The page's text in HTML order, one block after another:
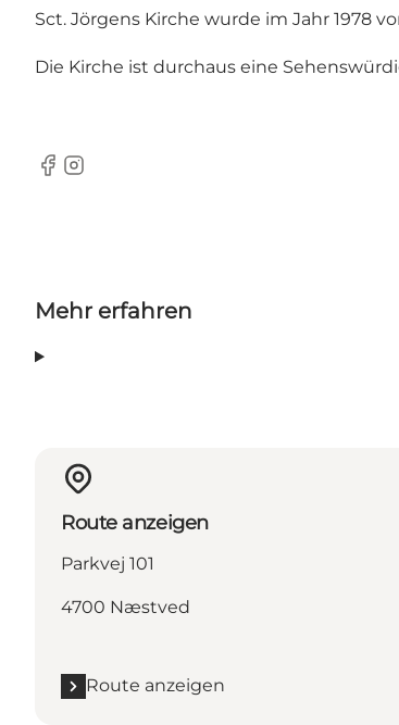
Sct. Jörgens Kirche wurde im Jahr 1978
Die Kirche ist durchaus eine
Facebook
Instagram
Mehr erfahren
Route anzeigen
Parkvej 101
4700 Næstved
Route anzeigen